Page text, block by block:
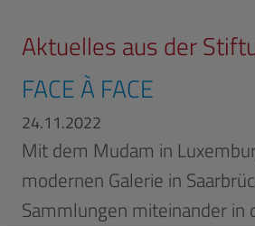
Aktuelles aus der
FACE À FACE
24.11.2022
Mit dem Mudam in
modernen Galerie in
Sammlungen miteinander in